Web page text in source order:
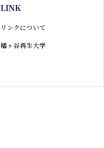
LINK
リンクについて
幡ヶ谷再生大学